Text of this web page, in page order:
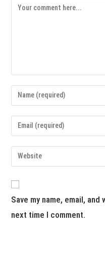
Save my name, email,
next time I comment.